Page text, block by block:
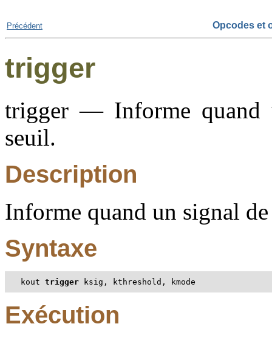
Précédent Opcodes et
trigger
trigger — Informe quand
seuil.
Description
Informe quand un signal
Syntaxe
kout trigger ksig, kthreshold, kmode
Exécution